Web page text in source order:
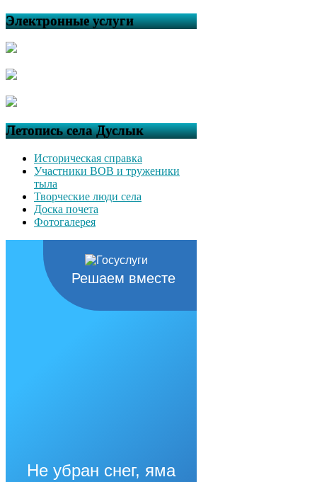
Электронные услуги
Летопись села Дуслык
Историческая справка
Участники ВОВ и труженики
тыла
Творческие люди села
Доска почета
Фотогалерея
Решаем вместе
Не убран снег, яма